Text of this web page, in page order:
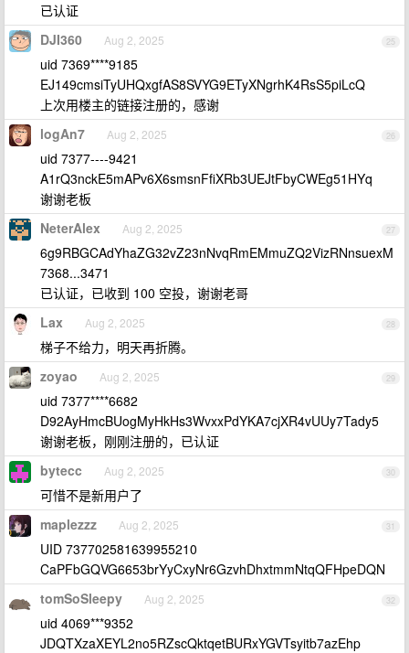
已认证
25
DJI360 Aug 2, 2025
uid 7369****9185
EJ149cmsiTyUHQxgfAS8SVYG9ETyXNgrhK4RsS5piLcQ
上次用楼主的链接注册的，感谢
26
logAn7 Aug 2, 2025
uid 7377----9421
A1rQ3nckE5mAPv6X6smsnFfiXRb3UEJtFbyCWEg51HYq
谢谢老板
27
NeterAlex Aug 2, 2025
6g9RBGCAdYhaZG32vZ23nNvqRmEMmuZQ2VizRNnsuexM
7368...3471
已认证，已收到 100 空投，谢谢老哥
28
Lax Aug 2, 2025
梯子不给力，明天再折腾。
29
zoyao Aug 2, 2025
uid 7377****6682
D92AyHmcBUogMyHkHs3WvxxPdYKA7cjXR4vUUy7Tady5
谢谢老板，刚刚注册的，已认证
30
bytecc Aug 2, 2025
可惜不是新用户了
31
maplezzz Aug 2, 2025
UID 737702581639955210
CaPFbGQVG6653brYyCxyNr6GzvhDhxtmmNtqQFHpeDQN
32
tomSoSleepy Aug 2, 2025
uid 4069***9352
JDQTXzaXEYL2no5RZscQktqetBURxYGVTsyitb7azEhp